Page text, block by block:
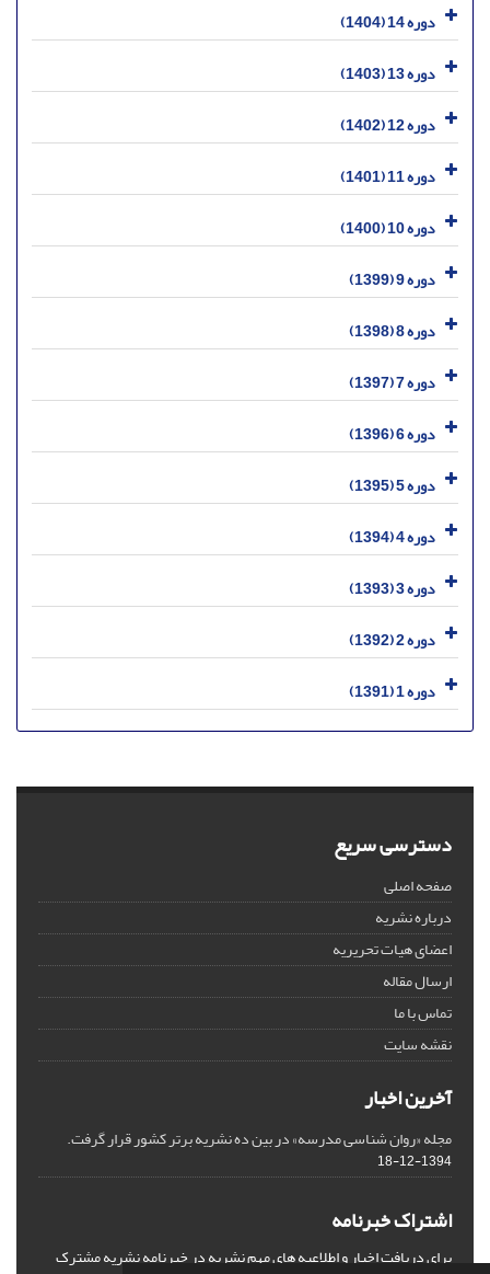
دوره 14 (1404)
دوره 13 (1403)
دوره 12 (1402)
دوره 11 (1401)
دوره 10 (1400)
دوره 9 (1399)
دوره 8 (1398)
دوره 7 (1397)
دوره 6 (1396)
دوره 5 (1395)
دوره 4 (1394)
دوره 3 (1393)
دوره 2 (1392)
دوره 1 (1391)
دسترسی سریع
صفحه اصلی
درباره نشریه
اعضای هیات تحریریه
ارسال مقاله
تماس با ما
نقشه سایت
آخرین اخبار
مجله «روان شناسی مدرسه» در بین ده نشریه برتر کشور قرار گرفت.
1394-12-18
اشتراک خبرنامه
برای دریافت اخبار و اطلاعیه های مهم نشریه در خبرنامه نشریه مشترک